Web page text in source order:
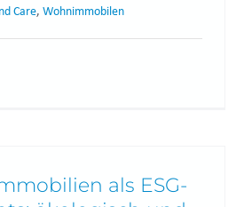
Care, Wohnimmobilen
als ESG-